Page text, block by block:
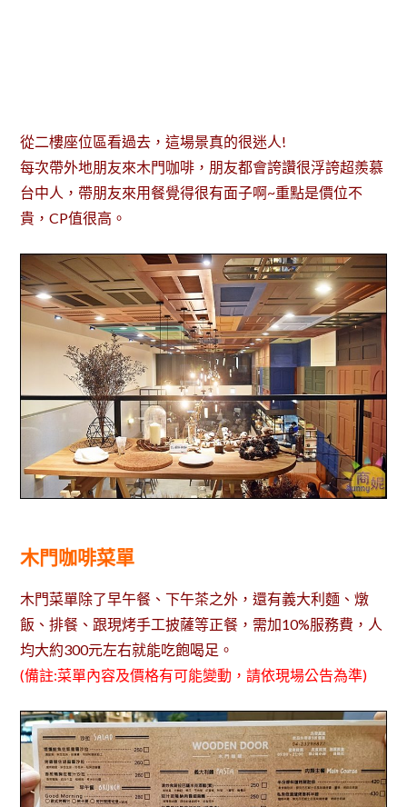
從二樓座位區看過去，這場景真的很迷人!
每次帶外地朋友來木門咖啡，朋友都會誇讚很浮誇超羨慕
台中人，帶朋友來用餐覺得很有面子啊~重點是價位不
貴，CP值很高。
木門咖啡菜單
木門菜單除了早午餐、下午茶之外，還有義大利麵、燉
飯、排餐、跟現烤手工披薩等正餐，需加10%服務費，人
均大約300元左右就能吃飽喝足。
(備註:菜單內容及價格有可能變動，請依現場公告為準)